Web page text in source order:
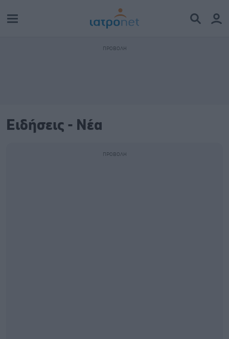
Ειδήσεις - Νέα